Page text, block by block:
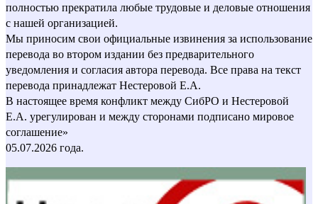
полностью прекратила любые трудовые и деловые отношения
с нашей организацией.
Мы приносим свои официальные извинения за использование
перевода во втором издании без предварительного
уведомления и согласия автора перевода. Все права на текст
перевода принадлежат Нестеровой Е.А.
В настоящее время конфликт между СибРО и Нестеровой
Е.А. урегулирован и между сторонами подписано мировое
соглашение»
05.07.2026 года.